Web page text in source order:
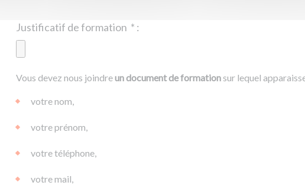
* :
||0.00 Ko
Vous devez nous joindreun document de formation sur lequel
votre nom,
votre prénom,
votre téléphone,
votre mail,